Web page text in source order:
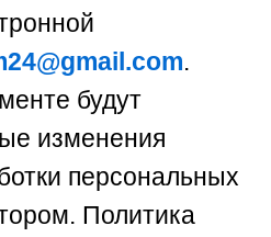
.
будут
изменения
персональных
Политика